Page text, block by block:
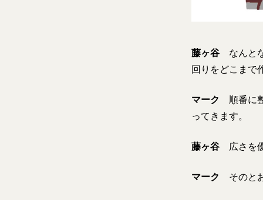
藤ヶ谷 なんと
回りをどこまで
マーク
順番に
ってきます。
藤ヶ谷 広さを
マーク そのと